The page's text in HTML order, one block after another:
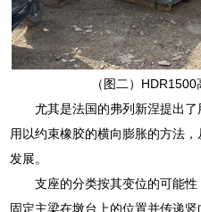
（图二）
尤其是法国的弗列新涅提出
用以约束橡胶的横向膨胀的方法
发展。
支座的分类按其变位的可能
固定主梁在墩台上的位置并传递